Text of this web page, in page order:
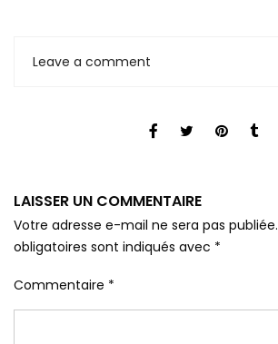
Leave a comment
LAISSER UN COMMENTAIRE
Votre adresse e-mail ne sera pas publiée.
obligatoires sont indiqués avec *
Commentaire *